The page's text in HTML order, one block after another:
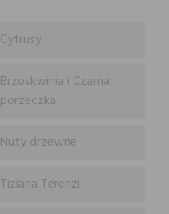
Cytrusy
Brzoskwinia i Czarna
porzeczka
Nuty drzewne
Tiziana Terenzi